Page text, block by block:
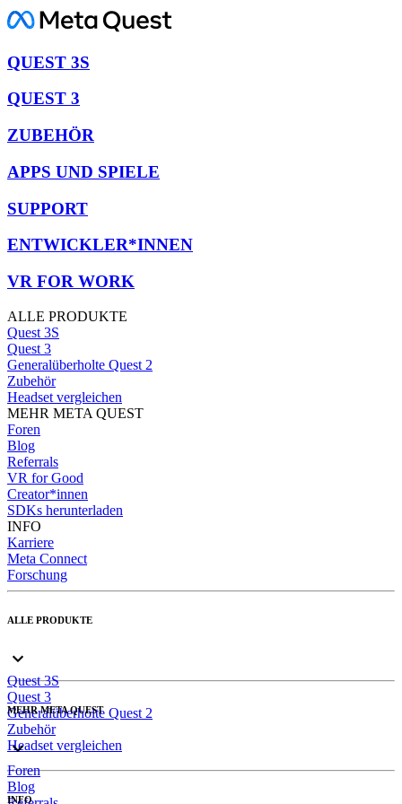
QUEST 3S
QUEST 3
ZUBEHÖR
APPS UND SPIELE
SUPPORT
ENTWICKLER*INNEN
VR FOR WORK
ALLE PRODUKTE
Quest 3S
Quest 3
Generalüberholte Quest 2
Zubehör
Headset vergleichen
MEHR META QUEST
Foren
Blog
Referrals
VR for Good
Creator*innen
SDKs herunterladen
INFO
Karriere
Meta Connect
Forschung
ALLE PRODUKTE
Quest 3S
Quest 3
Generalüberholte Quest 2
Zubehör
Headset vergleichen
MEHR META QUEST
Foren
Blog
INFO